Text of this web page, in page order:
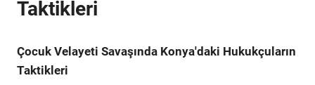
Taktikleri
Çocuk Velayeti Savaşında Konya'daki Hukukçuların
Taktikleri